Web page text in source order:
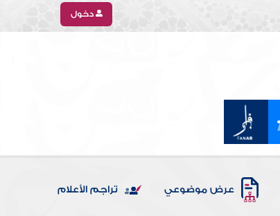
دخول
عرض موضوعي تراجم الأعلام